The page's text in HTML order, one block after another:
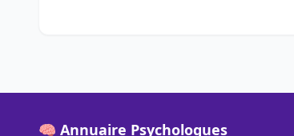
🧠 Annuaire Psychologues